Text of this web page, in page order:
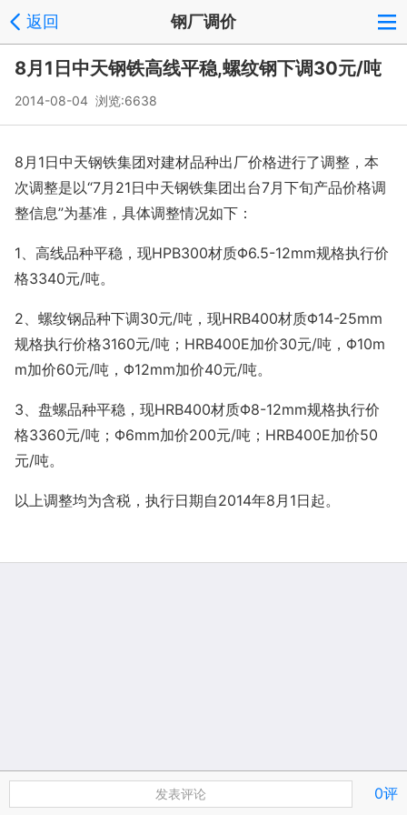
返回 钢厂调价
8月1日中天钢铁高线平稳,螺纹钢下调30元/吨
2014-08-04 浏览:6638
8月1日中天钢铁集团对建材品种出厂价格进行了调整，本
次调整是以“7月21日中天钢铁集团出台7月下旬产品价格调
整信息”为基准，具体调整情况如下：
1、高线品种平稳，现HPB300材质Φ6.5-12mm规格执行价
格3340元/吨。
2、螺纹钢品种下调30元/吨，现HRB400材质Φ14-25mm
规格执行价格3160元/吨；HRB400E加价30元/吨，Φ10m
m加价60元/吨，Φ12mm加价40元/吨。
3、盘螺品种平稳，现HRB400材质Φ8-12mm规格执行价
格3360元/吨；Φ6mm加价200元/吨；HRB400E加价50
元/吨。
以上调整均为含税，执行日期自2014年8月1日起。
发表评论 0评